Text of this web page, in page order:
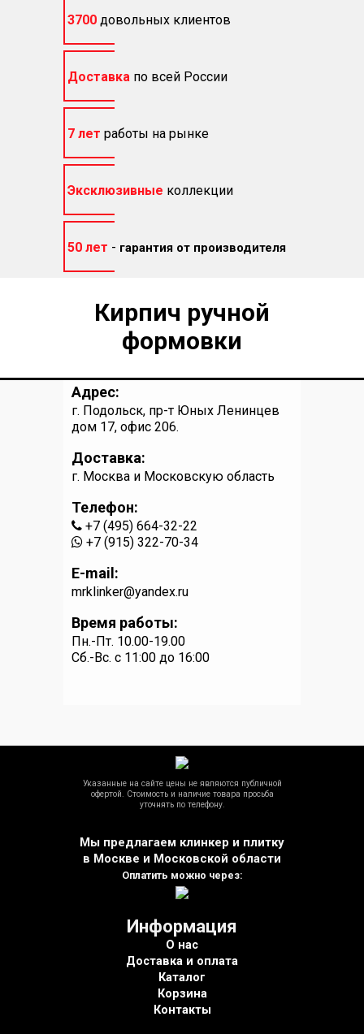
3700 довольных клиентов
Доставка по всей России
7 лет работы на рынке
Эксклюзивные коллекции
50 лет - гарантия от производителя
Кирпич ручной
формовки
Адрес:
г. Подольск, пр-т Юных Ленинцев
дом 17, офис 206.
Доставка:
г. Москва и Московскую область
Телефон:
+7 (495) 664-32-22
+7 (915) 322-70-34
E-mail:
mrklinker@yandex.ru
Время работы:
Пн.-Пт. 10.00-19.00
Сб.-Вс. c 11:00 до 16:00
Указанные на сайте цены не являются публичной
офертой. Стоимость и наличие товара просьба
уточнять по телефону.
Мы предлагаем клинкер и плитку
в Москве и Московской области
Оплатить можно через:
Информация
О нас
Доставка и оплата
Каталог
Корзина
Контакты